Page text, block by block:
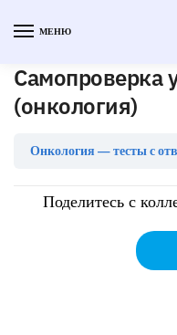
МЕНЮ
Самопроверка
(онкология)
Онкология — тесты с
Поделитесь с